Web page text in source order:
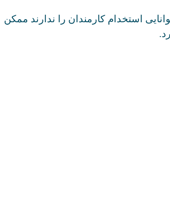
استخدام کارمندان را ندارند ممکن